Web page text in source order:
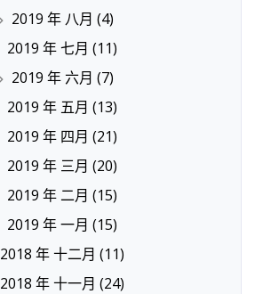
2019 年 八月 (4)
2019 年 七月 (11)
2019 年 六月 (7)
2019 年 五月 (13)
2019 年 四月 (21)
2019 年 三月 (20)
2019 年 二月 (15)
2019 年 一月 (15)
2018 年 十二月 (11)
2018 年 十一月 (24)